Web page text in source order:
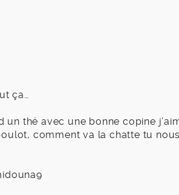
ça…
thé avec une bonne copine
comment va la chatte tu